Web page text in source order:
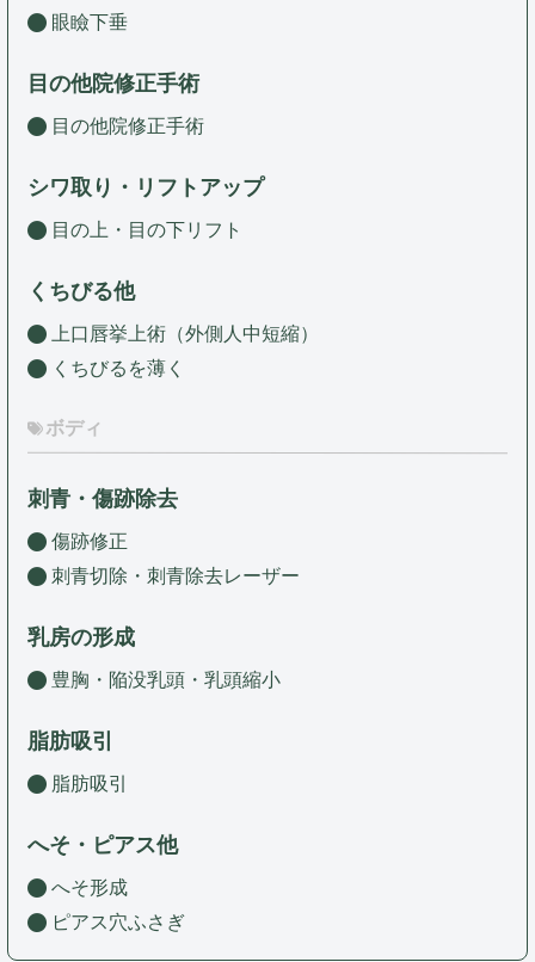
眼瞼下垂
目の他院修正手術
目の他院修正手術
シワ取り・リフトアップ
目の上・目の下リフト
くちびる他
上口唇挙上術（外側人中短縮）
くちびるを薄く
ボディ
刺青・傷跡除去
傷跡修正
刺青切除・刺青除去レーザー
乳房の形成
豊胸・陥没乳頭・乳頭縮小
脂肪吸引
脂肪吸引
へそ・ピアス他
へそ形成
ピアス穴ふさぎ